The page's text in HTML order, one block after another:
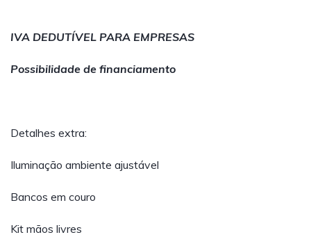
IVA DEDUTÍVEL PARA EMPRESAS
Possibilidade de financiamento
Detalhes extra:
Iluminação ambiente ajustável
Bancos em couro
Kit mãos livres